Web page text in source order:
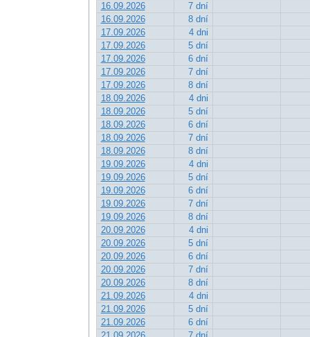
16.09.2026
7 dní
16.09.2026
8 dní
17.09.2026
4 dni
17.09.2026
5 dní
17.09.2026
6 dní
17.09.2026
7 dní
17.09.2026
8 dní
18.09.2026
4 dni
18.09.2026
5 dní
18.09.2026
6 dní
18.09.2026
7 dní
18.09.2026
8 dní
19.09.2026
4 dni
19.09.2026
5 dní
19.09.2026
6 dní
19.09.2026
7 dní
19.09.2026
8 dní
20.09.2026
4 dni
20.09.2026
5 dní
20.09.2026
6 dní
20.09.2026
7 dní
20.09.2026
8 dní
21.09.2026
4 dni
21.09.2026
5 dní
21.09.2026
6 dní